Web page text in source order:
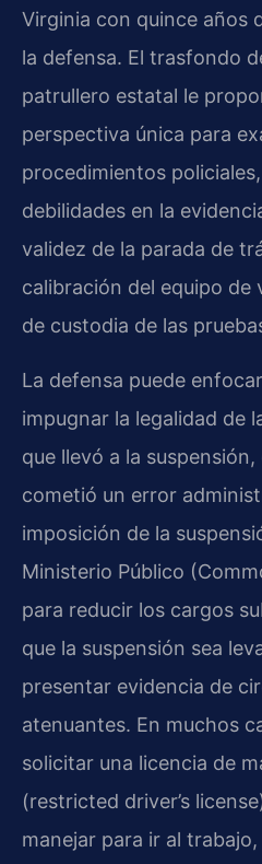
Virginia con quince años
la defensa. El trasfondo
patrullero estatal le
perspectiva única para
procedimientos
debilidades en la
validez de la parada de
calibración del equipo de
de custodia de las
La defensa puede
impugnar la legalidad de
que llevó a la
cometió un error
imposición de la
Ministerio Público
para reducir los cargos
que la suspensión sea
presentar evidencia de
atenuantes. En muchos
solicitar una licencia de
(restricted driver’s
manejar para ir al